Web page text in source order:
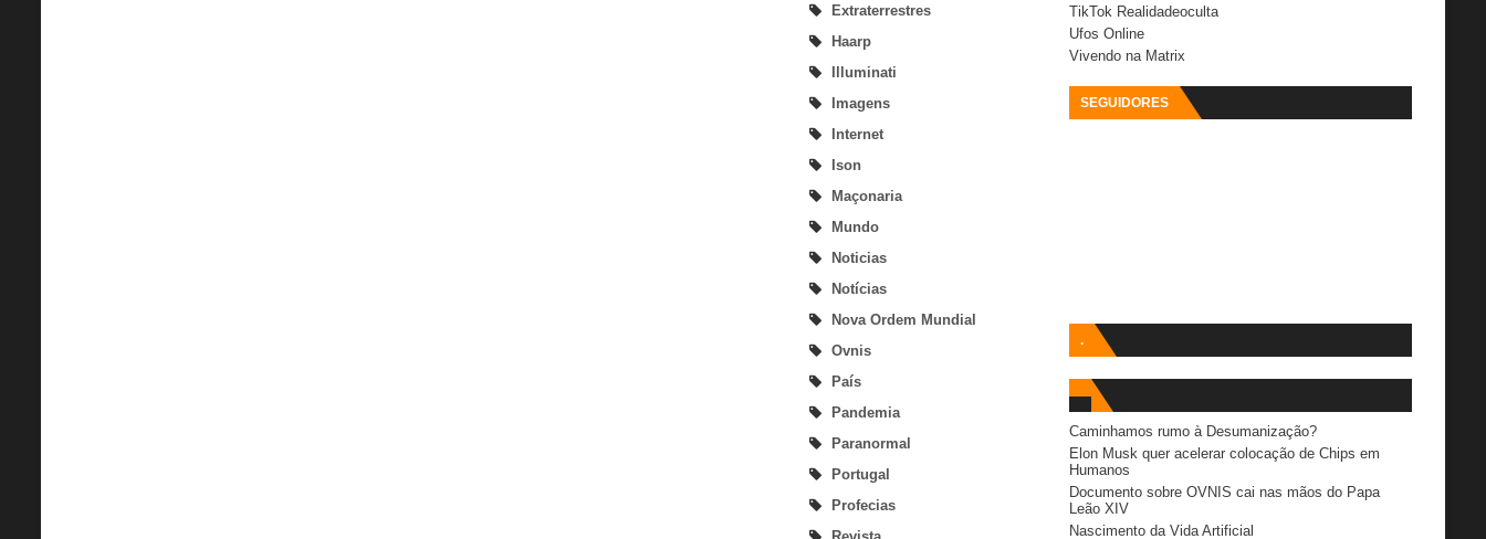
Extraterrestres
Haarp
Illuminati
Imagens
Internet
Ison
Maçonaria
Mundo
Noticias
Notícias
Nova Ordem Mundial
Ovnis
País
Pandemia
Paranormal
Portugal
Profecias
TikTok Realidadeoculta
Ufos Online
Vivendo na Matrix
SEGUIDORES
.
Caminhamos rumo à Desumanização?
Elon Musk quer acelerar colocação de Chips em
Humanos
Documento sobre OVNIS cai nas mãos do Papa
Leão XIV
Nascimento da Vida Artificial